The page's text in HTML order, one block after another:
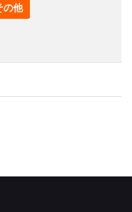
の他